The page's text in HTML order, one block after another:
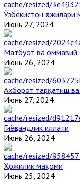
Ўзбекистон ҳожилари
Июнь 27, 2024
Матбуот ва оммавий
Июнь 26, 2024
Ахборот тарқатиш
Июнь 27, 2024
Гиёҳвандлик иллати
Июнь 26, 2024
Ҳожилик мақоми
Июнь 25, 2024